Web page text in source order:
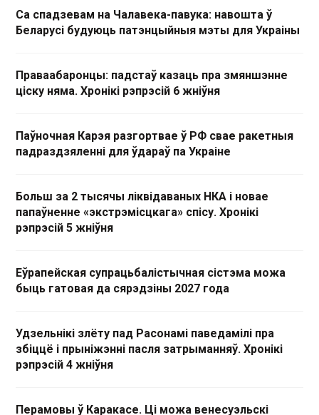
Са спадзевам на Чалавека-павука: навошта ў
Беларусі будуюць патэнцыйныя мэты для Украіны
Праваабаронцы: падстаў казаць пра змяншэнне
ціску няма. Хронікі рэпрэсій 6 жніўня
Паўночная Карэя разгортвае ў РФ свае ракетныя
падраздзяленні для ўдараў па Украіне
Больш за 2 тысячы ліквідаваных НКА і новае
папаўненне «экстрэмісцкага» спісу. Хронікі
рэпрэсій 5 жніўня
Еўрапейская супрацьбалістычная сістэма можа
быць гатовая да сярэдзіны 2027 года
Удзельнікі злёту пад Расонамі паведамілі пра
збіццё і прыніжэнні пасля затрыманняў. Хронікі
рэпрэсій 4 жніўня
Перамовы ў Каракасе. Ці можа венесуэльскі